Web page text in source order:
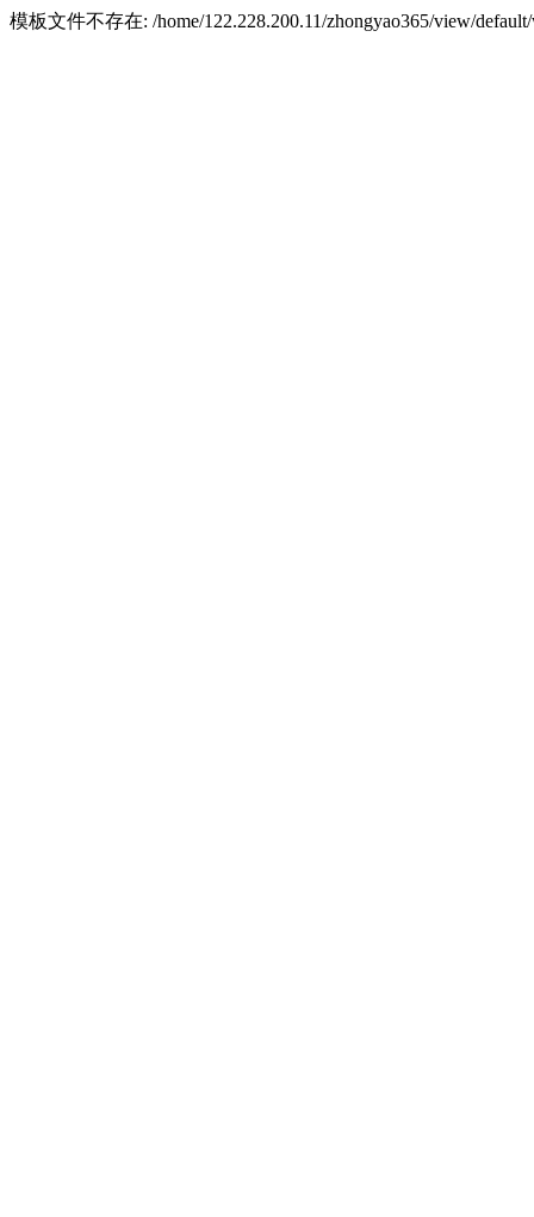
模板文件不存在: /home/122.228.200.11/zhongyao365/view/default/